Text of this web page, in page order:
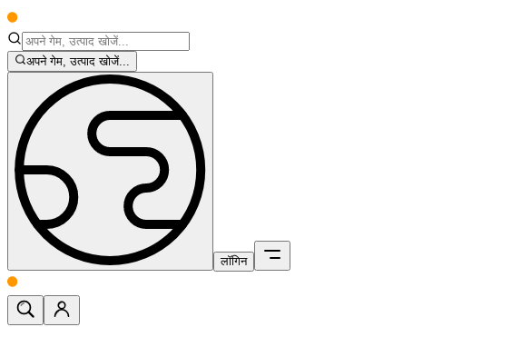
अपने गेम, उत्पाद खोजें...
लॉगिन